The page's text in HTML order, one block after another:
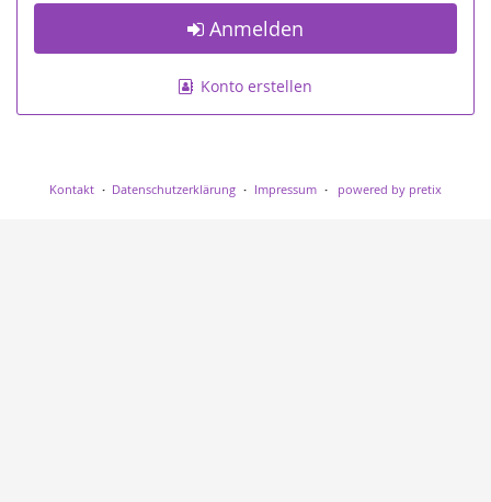
Anmelden
Konto erstellen
Kontakt Datenschutzerklärung Impressum powered by pretix